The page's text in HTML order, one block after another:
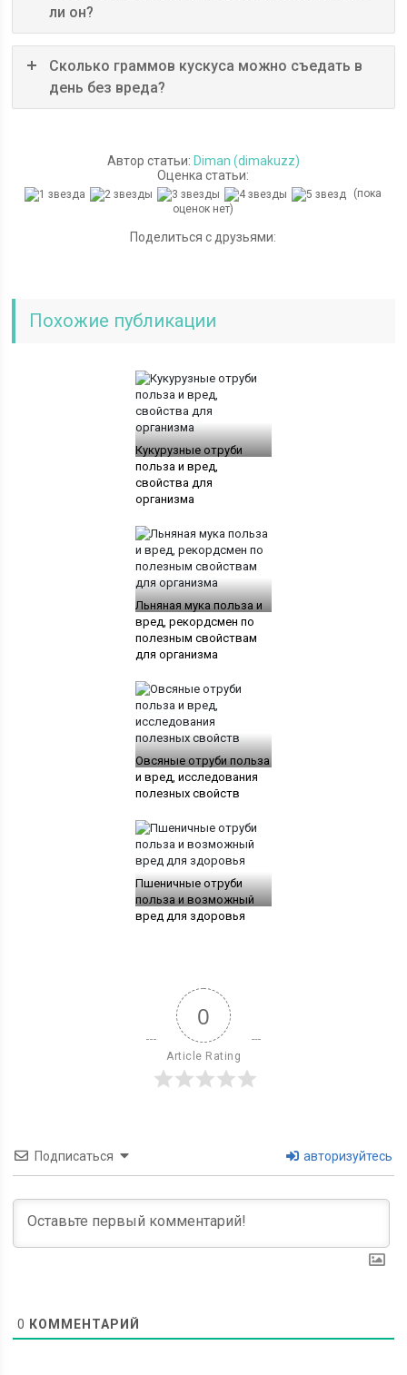
ли он?
Сколько граммов кускуса можно съедать в
день без вреда?
Автор статьи: Diman (dimakuzz)
Оценка статьи:
(пока
оценок нет)
Поделиться с друзьями:
Похожие публикации
Кукурузные отруби
польза и вред,
свойства для
организма
Льняная мука польза и
вред, рекордсмен по
полезным свойствам
для организма
Овсяные отруби польза
и вред, исследования
полезных свойств
Пшеничные отруби
польза и возможный
вред для здоровья
0
Article Rating
Подписаться авторизуйтесь
0 КОММЕНТАРИЙ